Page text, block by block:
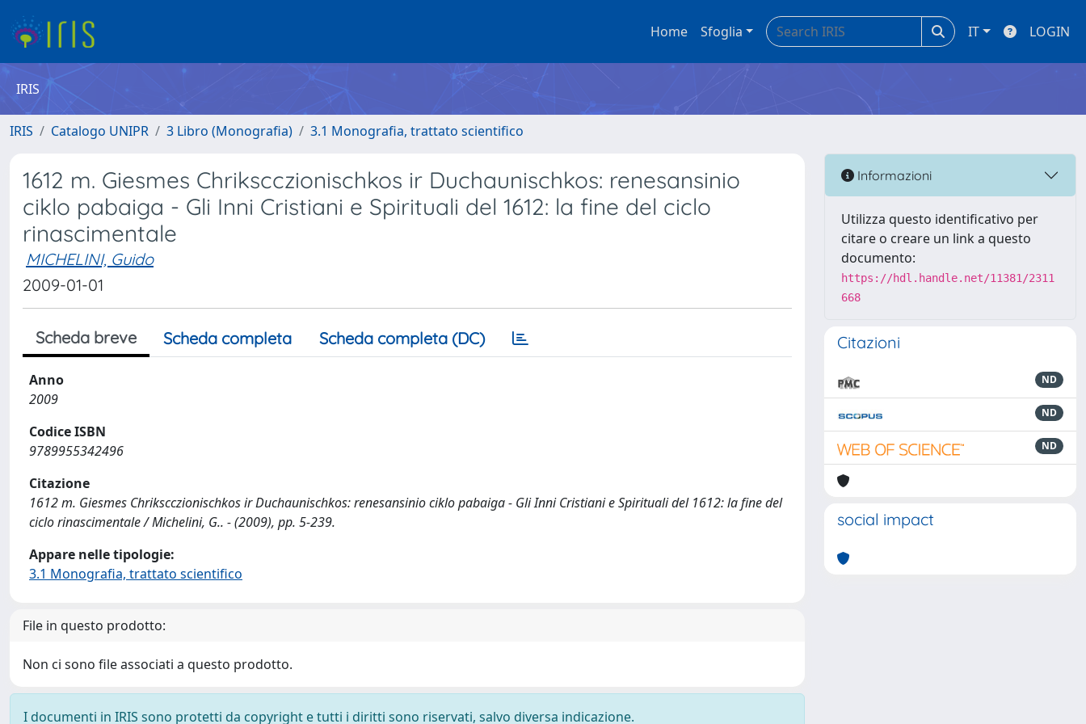
Home Sfoglia IT LOGIN
IRIS
IRIS Catalogo UNIPR 3 Libro (Monografia) 3.1 Monografia, trattato scientifico
1612 m. Giesmes Chrikscczionischkos ir Duchaunischkos: renesansinio
ciklo pabaiga - Gli Inni Cristiani e Spirituali del 1612: la fine del ciclo
rinascimentale
MICHELINI, Guido
2009-01-01
Scheda breve Scheda completa Scheda completa (DC)
Anno
2009
Codice ISBN
9789955342496
Citazione
1612 m. Giesmes Chrikscczionischkos ir Duchaunischkos: renesansinio ciklo pabaiga - Gli Inni Cristiani e Spirituali del 1612: la fine del
ciclo rinascimentale / Michelini, G.. - (2009), pp. 5-239.
Appare nelle tipologie:
3.1 Monografia, trattato scientifico
File in questo prodotto:
Non ci sono file associati a questo prodotto.
I documenti in IRIS sono protetti da copyright e tutti i diritti sono riservati, salvo diversa indicazione.
Informazioni
Utilizza questo identificativo per
citare o creare un link a questo
documento:
https://hdl.handle.net/11381/2311
668
Citazioni
ND
ND
ND
social impact